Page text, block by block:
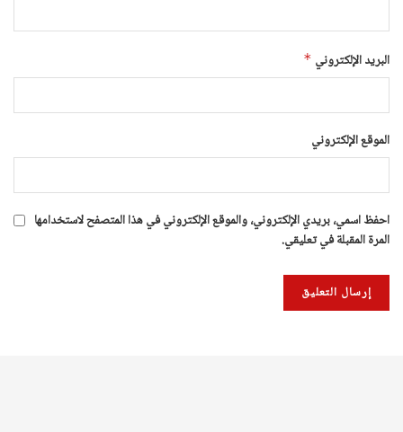
البريد الإلكتروني *
الموقع الإلكتروني
احفظ اسمي، بريدي الإلكتروني، والموقع الإلكتروني في هذا المتصفح لاستخدامها
المرة المقبلة في تعليقي.